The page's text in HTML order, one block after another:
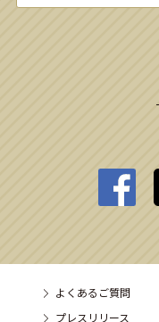
よくあるご質問
プレスリリース